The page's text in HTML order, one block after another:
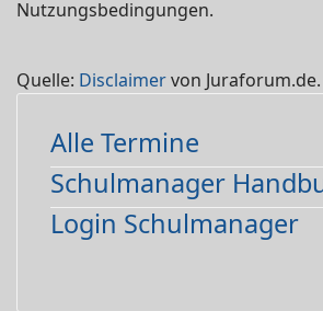
Nutzungsbedingungen.
Quelle: Disclaimervon Juraforum.de.
Alle Termine
Schulmanager
Login Schulmanager